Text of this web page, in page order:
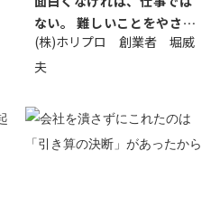
ない。 難しいことをやさし
く。やさし...
(株)ホリプロ 創業者 堀威
夫